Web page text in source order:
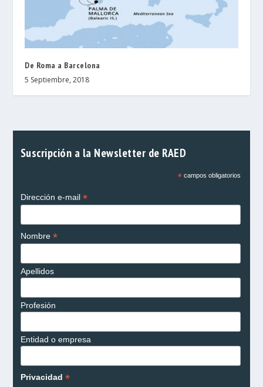
De Roma a Barcelona
5 Septiembre, 2018
Suscripción a la Newsletter de RAED
*campos obligatorios
Dirección e-mail *
Nombre *
Apellidos
Profesión
Entidad o empresa
Privacidad *